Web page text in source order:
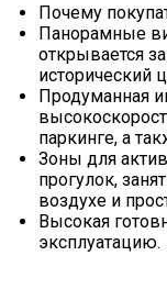
Почему
Панорамные
открывается
исторический
Продуманная
паркинге, а
Зоны для
прогулок,
воздухе и
Высокая
эксплуатацию.